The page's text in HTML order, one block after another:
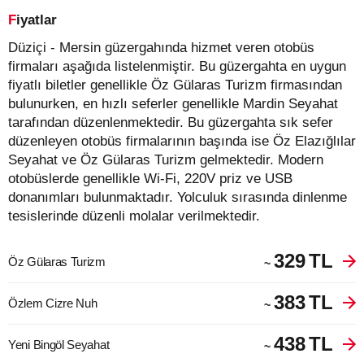
Fiyatlar
Düziçi - Mersin güzergahında hizmet veren otobüs
firmaları aşağıda listelenmiştir. Bu güzergahta en uygun
fiyatlı biletler genellikle Öz Gülaras Turizm firmasından
bulunurken, en hızlı seferler genellikle Mardin Seyahat
tarafından düzenlenmektedir. Bu güzergahta sık sefer
düzenleyen otobüs firmalarının başında ise Öz Elazığlılar
Seyahat ve Öz Gülaras Turizm gelmektedir. Modern
otobüslerde genellikle Wi-Fi, 220V priz ve USB
donanımları bulunmaktadır. Yolculuk sırasında dinlenme
tesislerinde düzenli molalar verilmektedir.
Öz Gülaras Turizm ~ 329TL
Özlem Cizre Nuh ~ 383TL
Yeni Bingöl Seyahat ~ 438TL